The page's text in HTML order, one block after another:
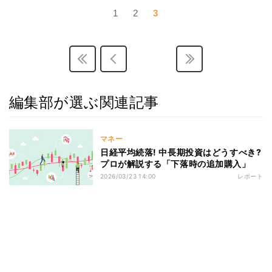
1 2 3
編集部が選ぶ関連記事
マネー
日経平均続落! 中長期投資はどうすべき?
プロが解説する「下落時の追加購入」
2026/03/23 14:00 レポート